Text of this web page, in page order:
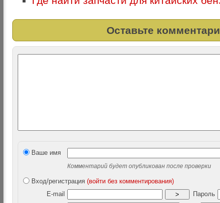
Оставьте
Ваше имя
Комментарий будет опубликован после проверки
Вход/регистрация (войти без комментирования)
E-mail
>
Пароль